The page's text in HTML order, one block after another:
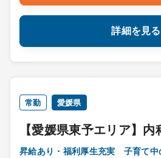
詳細を見る
常勤 愛媛県
【愛媛県東予エリア】内
昇給あり・福利厚生充実 子育て中